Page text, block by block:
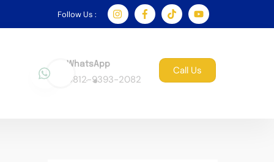
Follow Us :
WhatsApp
0812-9393-2082
Call Us